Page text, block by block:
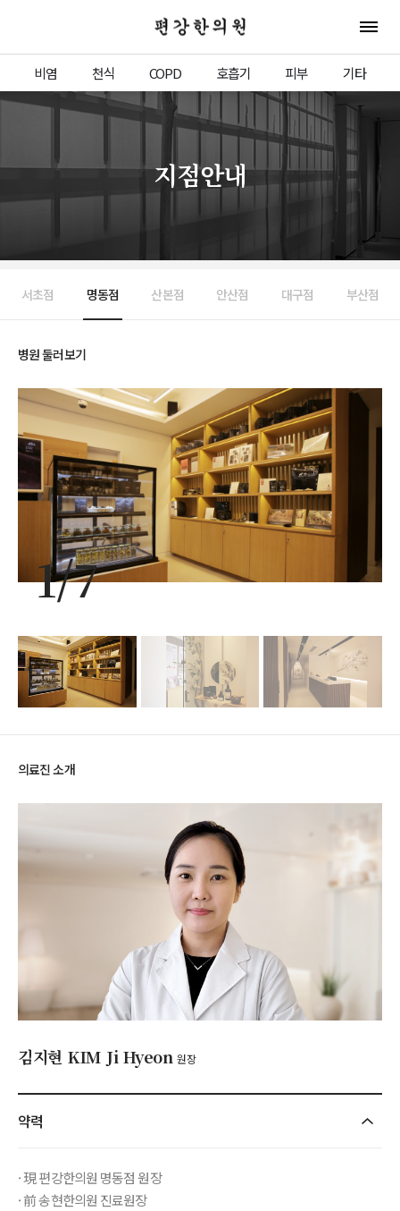
편강한의원 전체
비염 천식 COPD 호흡기 피부 기타
지점안내
서초점 명동점 산본점 안산점 대구점 부산점
병원 둘러보기
1/7
의료진 소개
김지현 KIM Ji Hyeon 원장
약력
· 現 편강한의원 명동점 원장
· 前 송현한의원 진료원장